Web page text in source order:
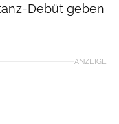
Debüt geben
ANZEIGE